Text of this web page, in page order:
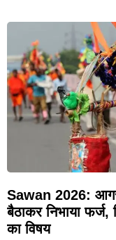
Sawan 2026:
बैठाकर निभाया फर्ज,
का विषय